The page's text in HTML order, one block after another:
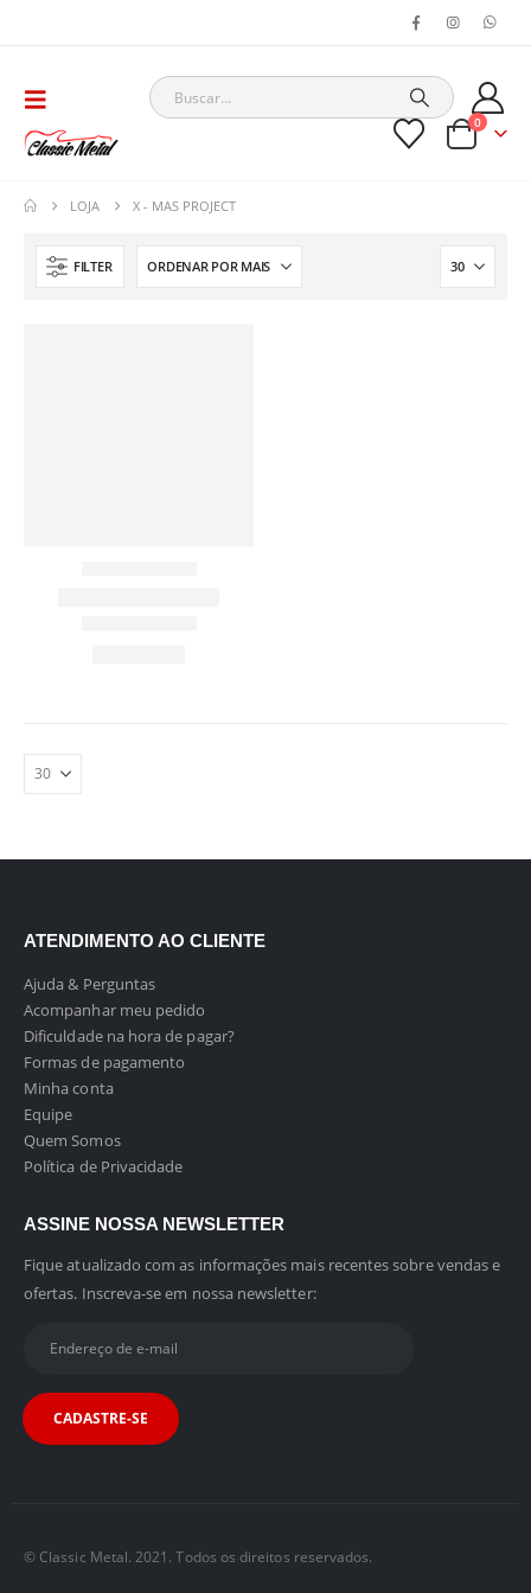
0
LOJA X - MAS PROJECT
FILTER
ATENDIMENTO AO CLIENTE
Ajuda & Perguntas
Acompanhar meu pedido
Dificuldade na hora de pagar?
Formas de pagamento
Minha conta
Equipe
Quem Somos
Política de Privacidade
ASSINE NOSSA NEWSLETTER
Fique atualizado com as informações mais recentes sobre vendas e
ofertas. Inscreva-se em nossa newsletter:
© Classic Metal. 2021. Todos os direitos reservados.